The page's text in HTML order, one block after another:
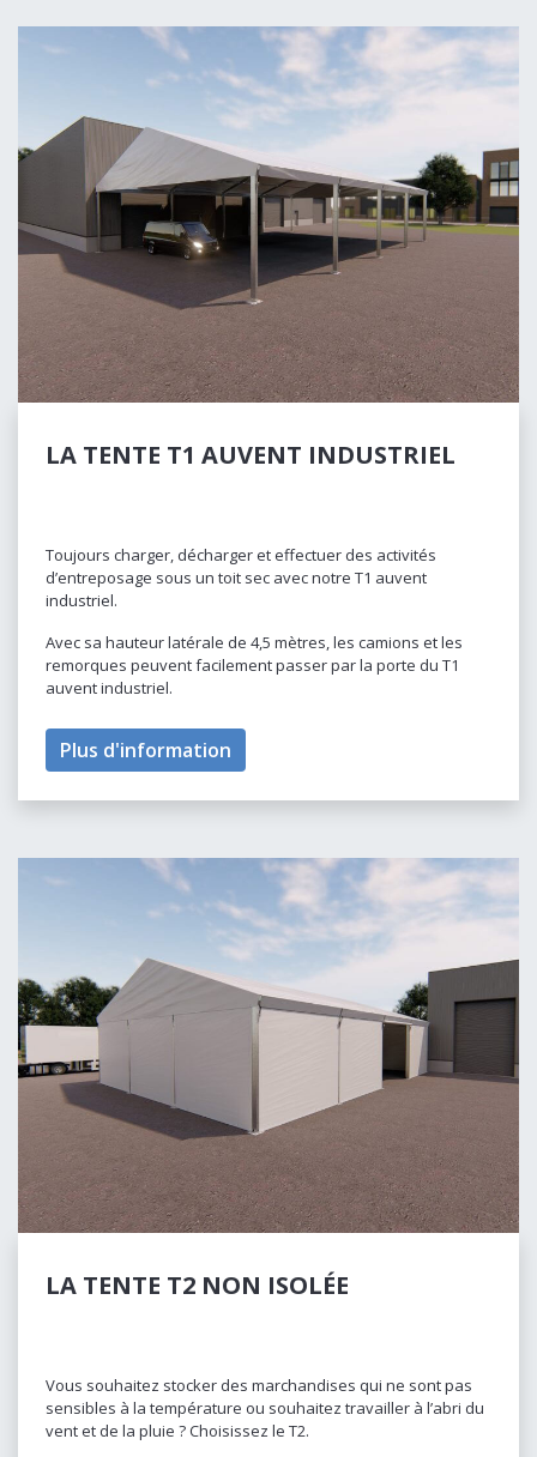
LA TENTE T1 AUVENT INDUSTRIEL
Toujours charger, décharger et effectuer des activités
d’entreposage sous un toit sec avec notre T1 auvent
industriel.
Avec sa hauteur latérale de 4,5 mètres, les camions et les
remorques peuvent facilement passer par la porte du T1
auvent industriel.
Plus d'information
LA TENTE T2 NON ISOLÉE
Vous souhaitez stocker des marchandises qui ne sont pas
sensibles à la température ou souhaitez travailler à l’abri du
vent et de la pluie ? Choisissez le T2.